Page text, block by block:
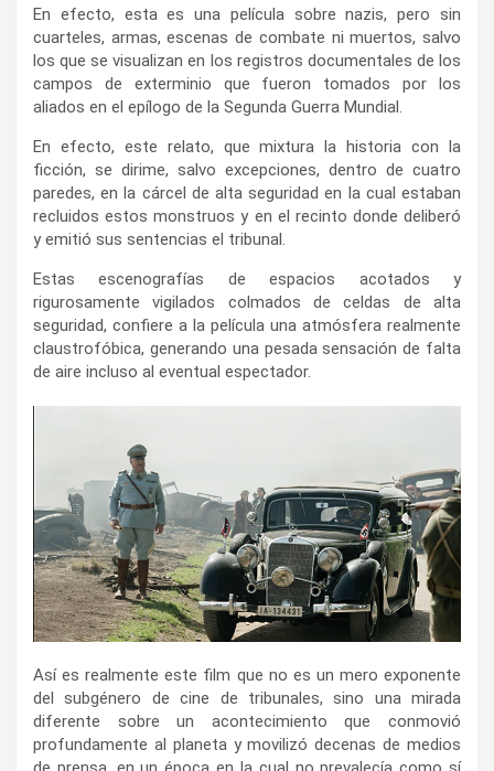
En efecto, esta es una película sobre nazis, pero sin
cuarteles, armas, escenas de combate ni muertos, salvo
los que se visualizan en los registros documentales de los
campos de exterminio que fueron tomados por los
aliados en el epílogo de la Segunda Guerra Mundial.
En efecto, este relato, que mixtura la historia con la
ficción, se dirime, salvo excepciones, dentro de cuatro
paredes, en la cárcel de alta seguridad en la cual estaban
recluidos estos monstruos y en el recinto donde deliberó
y emitió sus sentencias el tribunal.
Estas escenografías de espacios acotados y
rigurosamente vigilados colmados de celdas de alta
seguridad, confiere a la película una atmósfera realmente
claustrofóbica, generando una pesada sensación de falta
de aire incluso al eventual espectador.
Así es realmente este film que no es un mero exponente
del subgénero de cine de tribunales, sino una mirada
diferente sobre un acontecimiento que conmovió
profundamente al planeta y movilizó decenas de medios